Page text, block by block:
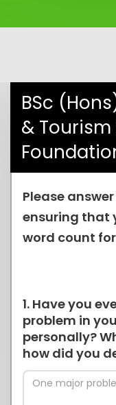
BSc
&
Please
ensuring that
word count
1. Have you
problem in
personally?
how did you